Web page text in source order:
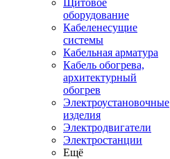
Щитовое
оборудование
Кабеленесущие
системы
Кабельная арматура
Кабель обогрева,
архитектурный
обогрев
Электроустановочные
изделия
Электродвигатели
Электростанции
Ещё